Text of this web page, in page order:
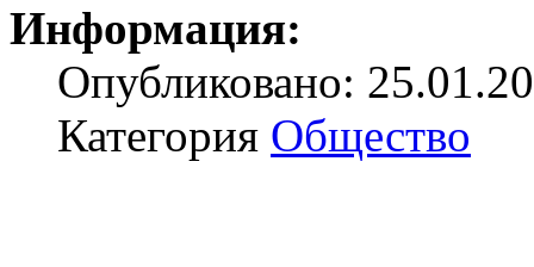
Информация:
Опубликовано:
Категория Общество